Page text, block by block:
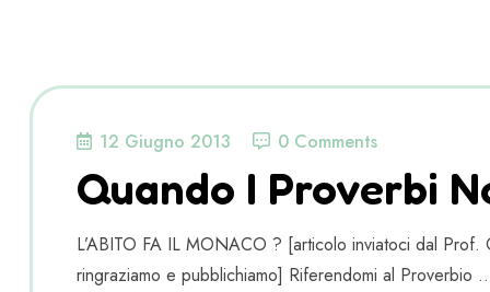
12 Giugno 2013 0 Comments
Quando I Proverbi
L’ABITO FA IL MONACO ? [articolo inviatoci dal
ringraziamo e pubblichiamo] Riferendomi al